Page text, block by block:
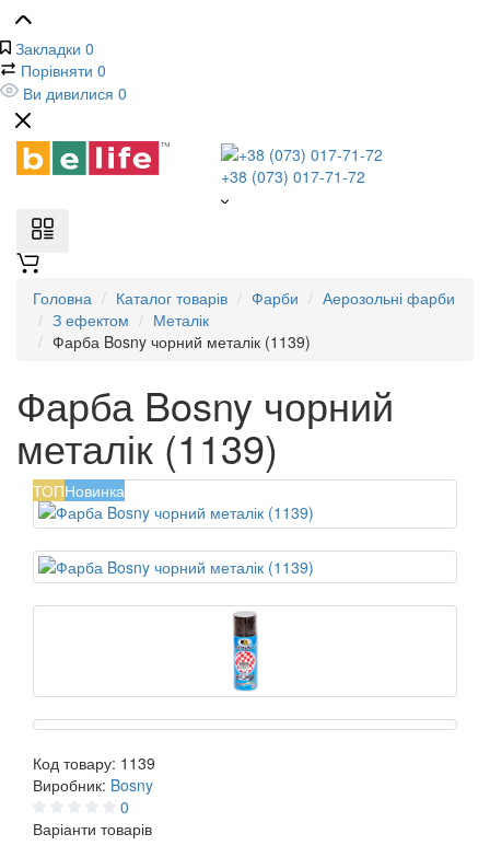
Закладки 0
Порівняти 0
Ви дивилися 0
+38 (073) 017-71-72
Головна Каталог товарів Фарби
Аерозольні фарби
З ефектом
Металік
Фарба Bosny чорний металік (1139)
Фарба Bosny чорний
металік (1139)
ТОПНовинка
Код товару: 1139
Виробник: Bosny
0
Варіанти товарів